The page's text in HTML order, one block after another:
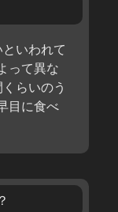
いわれて
って異な
らいのう
目に食べ